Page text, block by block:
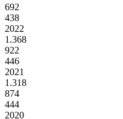
692
438
2022
1.368
922
446
2021
1.318
874
444
2020